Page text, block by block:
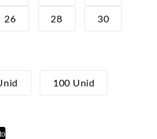
26 28 30
100 Unid